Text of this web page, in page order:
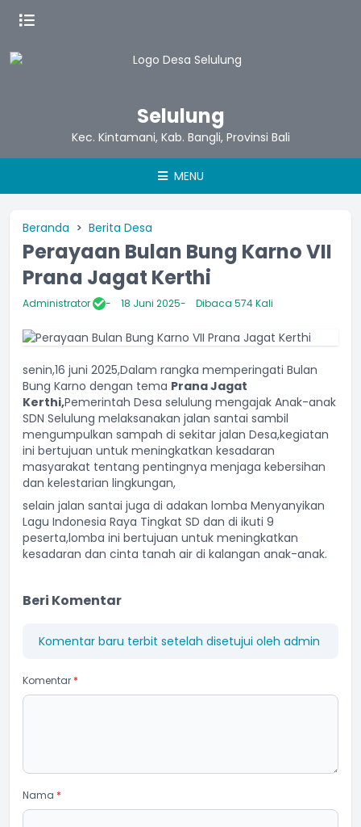
Selulung
Kec. Kintamani, Kab. Bangli, Provinsi Bali
MENU
Beranda Berita Desa
Perayaan Bulan Bung Karno VII
Prana Jagat Kerthi
Administrator 18 Juni 2025 Dibaca 574 Kali
senin,16 juni 2025,Dalam rangka memperingati Bulan
Bung Karno dengan tema Prana Jagat
Kerthi,Pemerintah Desa selulung mengajak Anak-anak
SDN Selulung melaksanakan jalan santai sambil
mengumpulkan sampah di sekitar jalan Desa,kegiatan
ini bertujuan untuk meningkatkan kesadaran
masyarakat tentang pentingnya menjaga kebersihan
dan kelestarian lingkungan,
selain jalan santai juga di adakan lomba Menyanyikan
Lagu Indonesia Raya Tingkat SD dan di ikuti 9
peserta,lomba ini bertujuan untuk meningkatkan
kesadaran dan cinta tanah air di kalangan anak-anak.
Beri Komentar
Komentar baru terbit setelah disetujui oleh admin
Komentar *
Nama *